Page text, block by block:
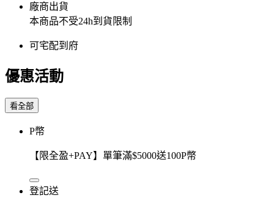
廠商出貨
本商品不受24h到貨限制
可宅配到府
優惠活動
看全部
P幣
【限全盈+PAY】單筆滿$5000送100P幣
登記送